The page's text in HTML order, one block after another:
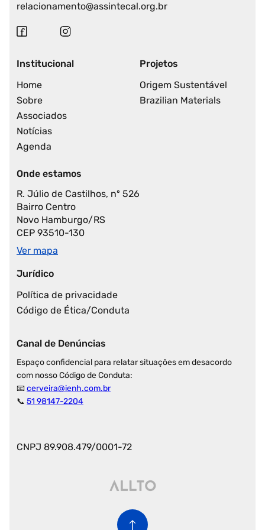
relacionamento@assintecal.org.br
Institucional
Home
Sobre
Associados
Notícias
Agenda
Projetos
Origem Sustentável
Brazilian Materials
Onde estamos
R. Júlio de Castilhos, nº 526
Bairro Centro
Novo Hamburgo/RS
CEP 93510-130
Ver mapa
Jurídico
Política de privacidade
Código de Ética/Conduta
Canal de Denúncias
Espaço confidencial para relatar situações em desacordo
com nosso Código de Conduta:
📧cerveira@ienh.com.br
📞 51 98147-2204
CNPJ 89.908.479/0001-72